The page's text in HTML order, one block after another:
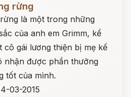
rừng
là một trong những
của anh em Grimm, kể
cô gái lương thiện bị mẹ kế
nhận được phần thưởng
tốt của mình.
03-2015